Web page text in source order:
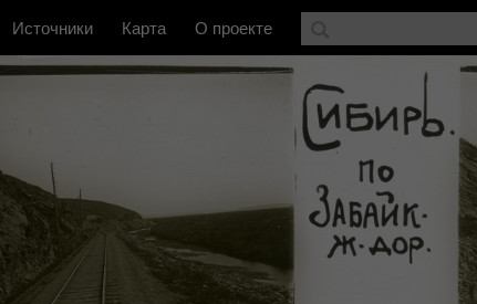
Источники Карта О проекте